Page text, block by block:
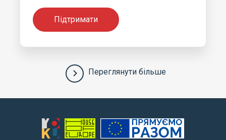
Підтримати
Переглянути більше